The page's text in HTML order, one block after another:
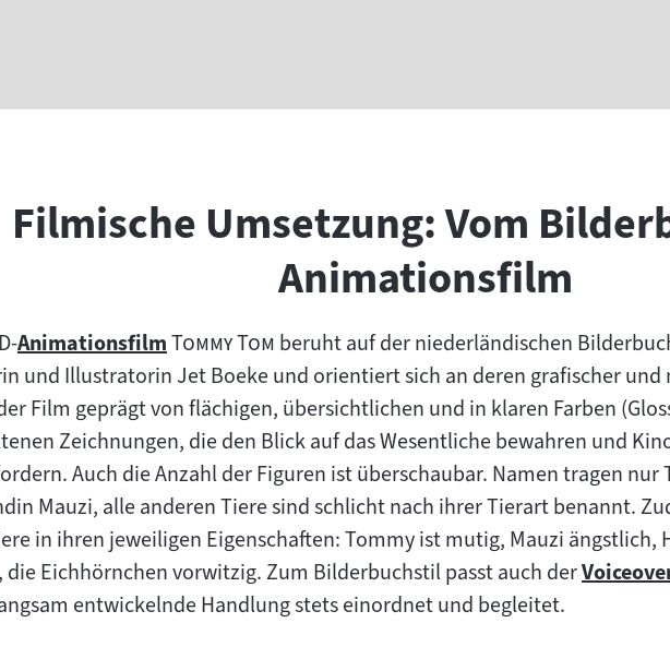
Filmische Umsetzung: Vom
Animationsfilm
Zum
Inhalt:
Animationsfilm"
Tommy Tom "beruht auf der niederländischen
und Illustratorin Jet Boeke und orientiert sich an deren grafischer und
Film geprägt von flächigen, übersichtlichen und in klaren Farben
Zeichnungen, die den Blick auf das Wesentliche bewahren und
Auch die Anzahl der Figuren ist überschaubar. Namen tragen nur
Mauzi, alle anderen Tiere sind schlicht nach ihrer Tierart benannt.
in ihren jeweiligen Eigenschaften: Tommy ist mutig, Mauzi ängstlich,
die Eichhörnchen vorwitzig. Zum Bilderbuchstil passt auch derZum
entwickelnde Handlung stets einordnet und begleitet.